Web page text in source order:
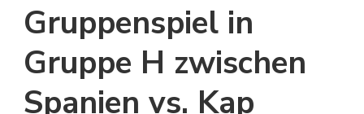
Gruppenspiel in
Gruppe H zwischen
Spanien vs. Kap